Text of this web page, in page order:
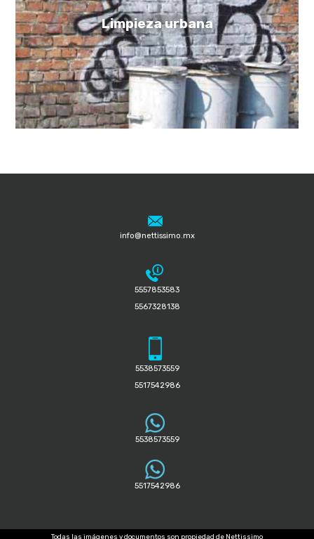
Limpieza urbana
info@nettissimo.mx
5557853583
5567328138
5538573559
5517542986
5538573559
5517542986
Todas las imágenes y documentos son propiedad de Nettissimo